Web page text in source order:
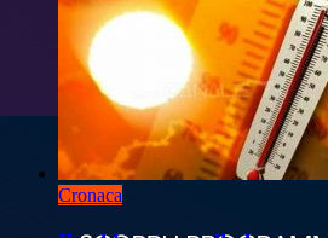
Cronaca